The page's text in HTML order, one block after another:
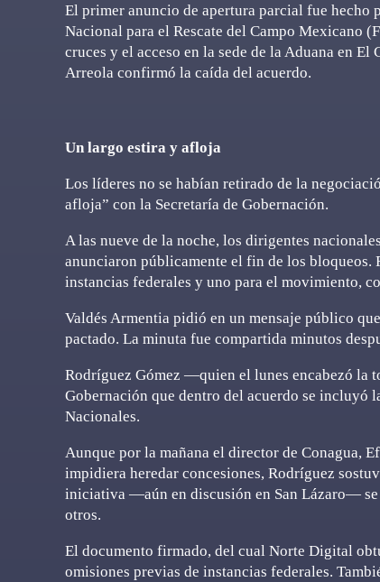
El primer anuncio de apertura parcial fue hecho
Nacional para el Rescate del Campo Mexicano
cruces y el acceso en la sede de la Aduana en
Arreola confirmó la caída del acuerdo.
Un largo estira y afloja
Los líderes no se habían retirado de la
afloja” con la Secretaría de Gobernación.
A las nueve de la noche, los dirigentes
anunciaron públicamente el fin de los bloqueos.
instancias federales y uno para el movimiento,
Valdés Armentia pidió en un mensaje público
pactado. La minuta fue compartida minutos
Rodríguez Gómez —quien el lunes encabezó la
Gobernación que dentro del acuerdo se incluyó
Nacionales.
Aunque por la mañana el director de Conagua,
impidiera heredar concesiones, Rodríguez
iniciativa —aún en discusión en San Lázaro—
otros.
El documento firmado, del cual Norte Digital
omisiones previas de instancias federales.